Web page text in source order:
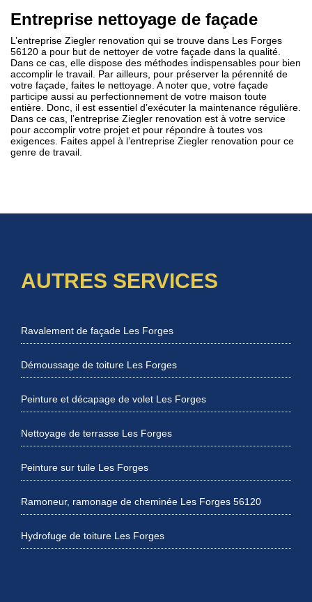
Entreprise nettoyage de façade
L’entreprise Ziegler renovation qui se trouve dans Les Forges
56120 a pour but de nettoyer de votre façade dans la qualité.
Dans ce cas, elle dispose des méthodes indispensables pour bien
accomplir le travail. Par ailleurs, pour préserver la pérennité de
votre façade, faites le nettoyage. A noter que, votre façade
participe aussi au perfectionnement de votre maison toute
entière. Donc, il est essentiel d’exécuter la maintenance régulière.
Dans ce cas, l’entreprise Ziegler renovation est à votre service
pour accomplir votre projet et pour répondre à toutes vos
exigences. Faites appel à l’entreprise Ziegler renovation pour ce
genre de travail.
AUTRES SERVICES
Ravalement de façade Les Forges
Démoussage de toiture Les Forges
Peinture et décapage de volet Les Forges
Nettoyage de terrasse Les Forges
Peinture sur tuile Les Forges
Ramoneur, ramonage de cheminée Les Forges 56120
Hydrofuge de toiture Les Forges